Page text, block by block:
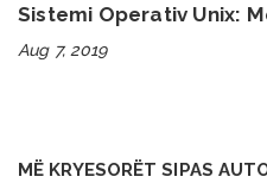
Sistemi Operativ Unix:
Aug 7, 2019
MË KRYESORËT SIPAS